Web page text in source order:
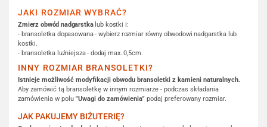
JAKI ROZMIAR WYBRAĆ?
Zmierz obwód nadgarstkalub kostki i:
- bransoletka dopasowana - wybierz rozmiar równy obwodowi nadgarstka lub
kostki.
- bransoletka luźniejsza - dodaj max. 0,5cm.
INNY ROZMIAR BRANSOLETKI?
Istnieje możliwość modyfikacji obwodu bransoletki z kamieni naturalnych.
Aby zamówić tą bransoletkę w innym rozmiarze - podczas składania
zamówienia w polu "Uwagi do zamówienia" podaj preferowany rozmiar.
JAK PAKUJEMY BIŻUTERIĘ?